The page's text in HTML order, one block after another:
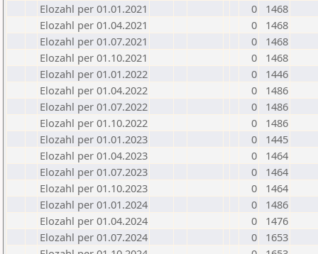
Elozahl per 01.01.2021
0
1468
Elozahl per 01.04.2021
0
1468
Elozahl per 01.07.2021
0
1468
Elozahl per 01.10.2021
0
1468
Elozahl per 01.01.2022
0
1446
Elozahl per 01.04.2022
0
1486
Elozahl per 01.07.2022
0
1486
Elozahl per 01.10.2022
0
1486
Elozahl per 01.01.2023
0
1445
Elozahl per 01.04.2023
0
1464
Elozahl per 01.07.2023
0
1464
Elozahl per 01.10.2023
0
1464
Elozahl per 01.01.2024
0
1486
Elozahl per 01.04.2024
0
1476
Elozahl per 01.07.2024
0
1653